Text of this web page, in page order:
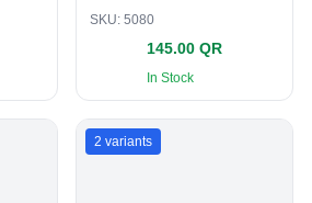
SKU: 5080
145.00 QR
In Stock
2 variants